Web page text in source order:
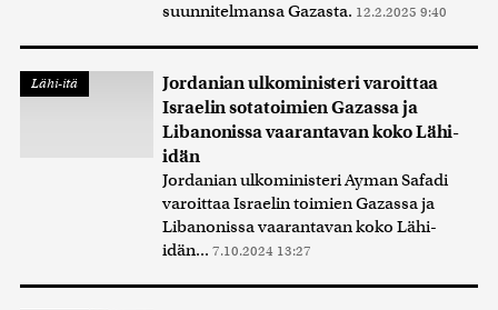
suunnitelmansa Gazasta. 12.2.2025 9:40
Lähi-itä
Jordanian ulkoministeri varoittaa
Israelin sotatoimien Gazassa ja
Libanonissa vaarantavan koko Lähi-
idän
Jordanian ulkoministeri Ayman Safadi
varoittaa Israelin toimien Gazassa ja
Libanonissa vaarantavan koko Lähi-
idän... 7.10.2024 13:27